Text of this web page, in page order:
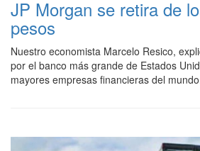
JP Morgan se retira de
pesos
Nuestro economista Marcelo Resico,
por el banco más grande de Estados
mayores empresas financieras del